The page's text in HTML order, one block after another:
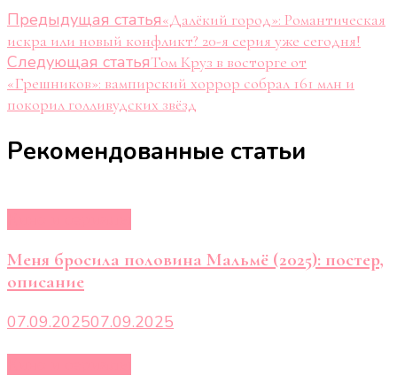
Навигация
по
записям
Предыдущая статья«Далёкий город»: Романтическая
искра или новый конфликт? 20-я серия уже сегодня!
Следующая статьяТом Круз в восторге от
«Грешников»: вампирский хоррор собрал 161 млн и
покорил голливудских звёзд
Рекомендованные статьи
Меня бросила половина Мальмё (2025): постер,
описание
07.09.202507.09.2025